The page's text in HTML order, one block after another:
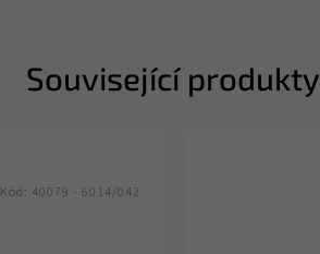
Související produkty
Kód: 40079 - 6014/042